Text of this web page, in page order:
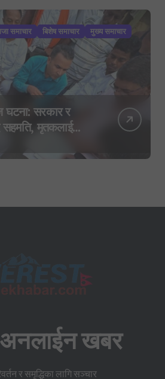
समाचार बिशेष समाचार
मुख्य समाचार
घटना: सरकार र
सहमति, मृतकलाई
अनलाईन खबर
र समृद्धिका लागि सञ्चार